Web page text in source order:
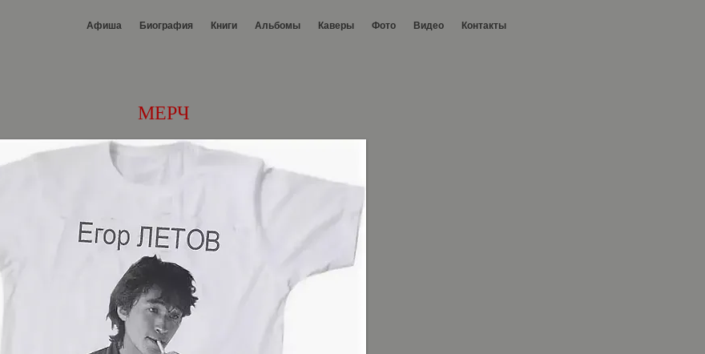
Афиша Биография Книги Альбомы Каверы Фото Видео Контакты
МЕРЧ